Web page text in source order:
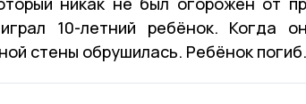
10-летний ребёнок. Когда
стены обрушилась. Ребёнок погиб.